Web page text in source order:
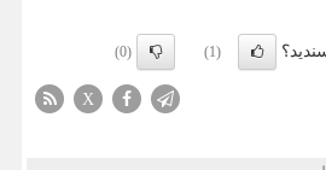
(1)
(0)
X